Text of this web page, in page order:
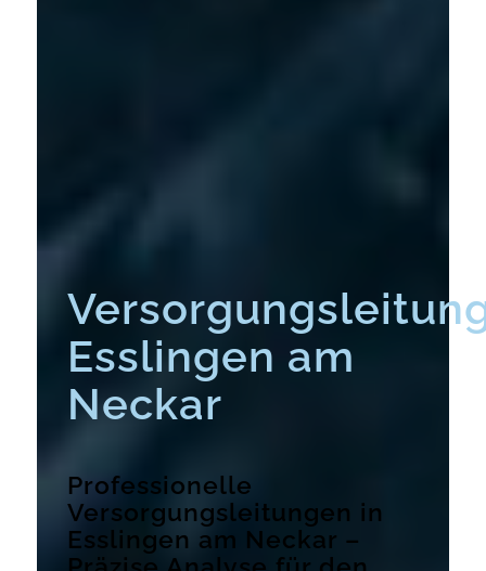
Esslingen am
Neckar
Professionelle
Versorgungsleitungen in
Esslingen am Neckar –